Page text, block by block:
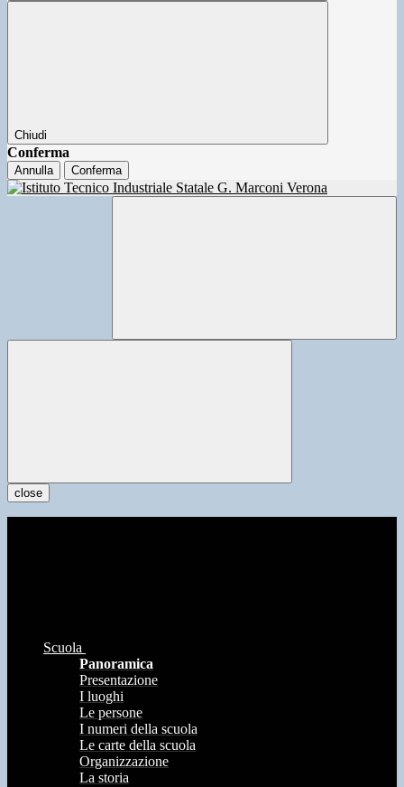
Chiudi
Conferma
Annulla Conferma
close
Scuola
Panoramica
Presentazione
I luoghi
Le persone
I numeri della scuola
Le carte della scuola
Organizzazione
La storia